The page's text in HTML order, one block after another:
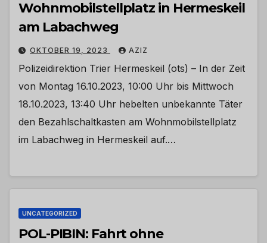
Wohnmobilstellplatz in Hermeskeil
am Labachweg
OKTOBER 19, 2023 AZIZ
Polizeidirektion Trier Hermeskeil (ots) – In der Zeit
von Montag 16.10.2023, 10:00 Uhr bis Mittwoch
18.10.2023, 13:40 Uhr hebelten unbekannte Täter
den Bezahlschaltkasten am Wohnmobilstellplatz
im Labachweg in Hermeskeil auf.…
UNCATEGORIZED
POL-PIBIN: Fahrt ohne